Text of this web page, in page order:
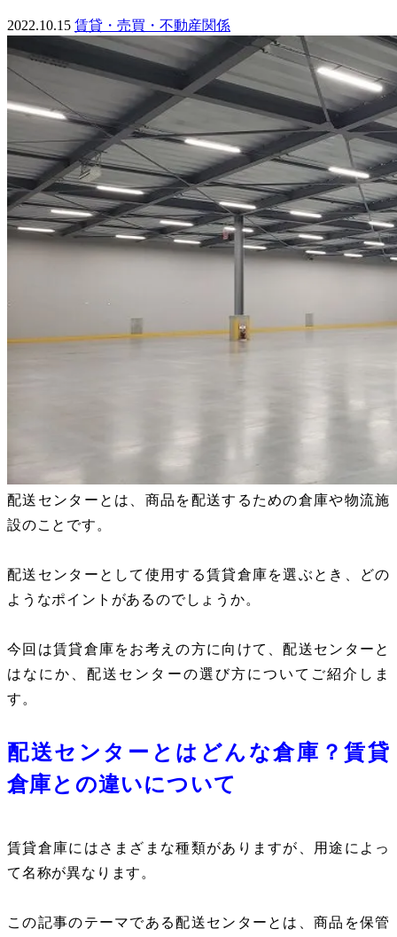
2022.10.15 賃貸・売買・不動産関係
配送センターとは、商品を配送するための倉庫や物流施
設のことです。
配送センターとして使用する賃貸倉庫を選ぶとき、どの
ようなポイントがあるのでしょうか。
今回は賃貸倉庫をお考えの方に向けて、配送センターと
はなにか、配送センターの選び方についてご紹介しま
す。
配送センターとはどんな倉庫？賃貸
倉庫との違いについて
賃貸倉庫にはさまざまな種類がありますが、用途によっ
て名称が異なります。
この記事のテーマである配送センターとは、商品を保管